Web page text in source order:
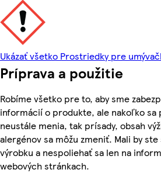
Ukázať všetko Prostriedky pre
Príprava a použitie
Robíme všetko pre to, aby sme
informácií o produkte, ale nakoľko
neustále menia, tak prísady, obsah
alergénov sa môžu zmeniť. Mali by
výrobku a nespoliehať sa len na
webových stránkach.